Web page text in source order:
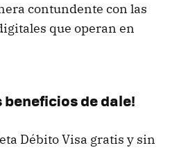
contundente con las
que operan en
de dale!
Débito Visa gratis y sin